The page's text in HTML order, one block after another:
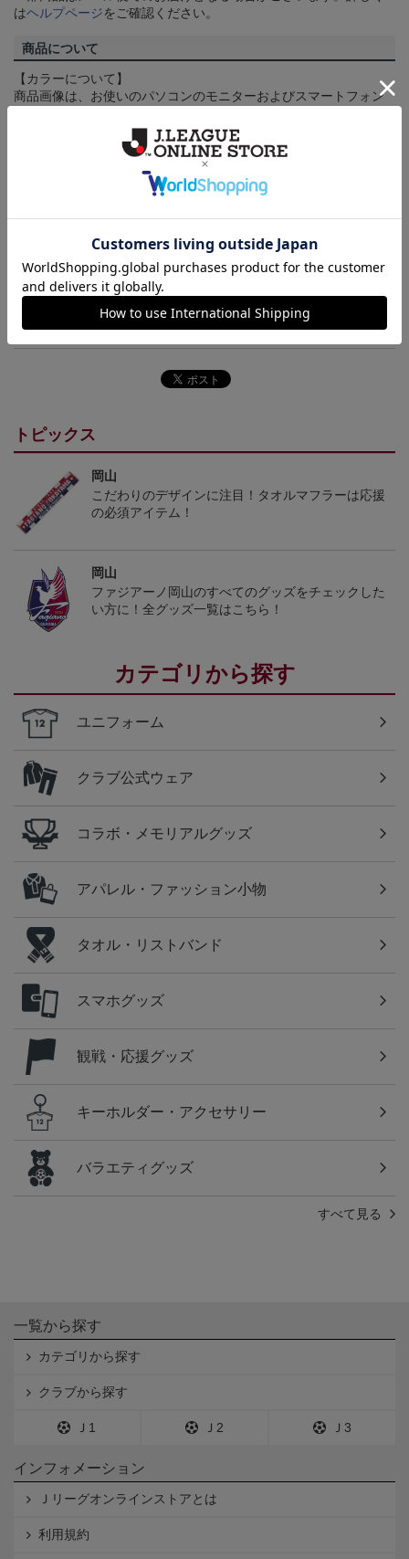
はヘルプページをご確認ください。
商品について
【カラーについて】
商品画像は、お使いのパソコンのモニターおよびスマートフォン
て見える場合がございます。あらかじめご了承ください。
取り扱い商品によっては、パッケージやデザインなどの仕様が予
告なく変更になることがございます。
決済について
ギフト対応について
ヘルプページ
トピックス
岡山
こだわりのデザインに注目！タオルマフラーは応援
の必須アイテム！
岡山
ファジアーノ岡山のすべてのグッズをチェックした
い方に！全グッズ一覧はこちら！
カテゴリから探す
ユニフォーム
クラブ公式ウェア
コラボ・メモリアルグッズ
アパレル・ファッション小物
タオル・リストバンド
スマホグッズ
観戦・応援グッズ
キーホルダー・アクセサリー
バラエティグッズ
すべて見る
一覧から探す
カテゴリから探す
クラブから探す
Ｊ1 Ｊ2 Ｊ3
インフォメーション
Ｊリーグオンラインストアとは
利用規約